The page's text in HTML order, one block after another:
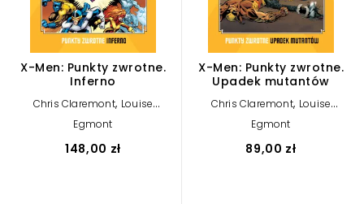
X-Men: Punkty zwrotne.
Inferno
Chris Claremont, Louise
Simonson
Egmont
148,00 zł
X-Men: Punkty zwrotne.
Upadek mutantów
Chris Claremont, Louise
Simonson
Egmont
89,00 zł